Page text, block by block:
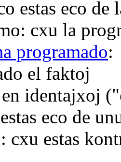
estas eco de
cxu la
programado:
el faktoj
identajxoj
eco de
cxu estas